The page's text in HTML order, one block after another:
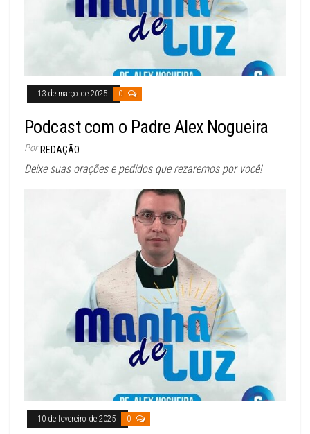
13 de março de 2025 0
Podcast com o Padre Alex Nogueira
Por REDAÇÃO
Deixe suas orações e pedidos que rezaremos por você!
10 de fevereiro de 2025 0